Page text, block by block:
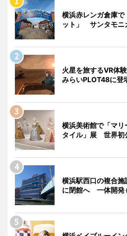
横浜赤レンガ倉庫
ット」 サンタモニ
火星を旅するVR体
みらいPLOT48に登
横浜美術館で「マ
タイル」展 世界初
横浜駅西口の複合
に閉館へ 一体開発